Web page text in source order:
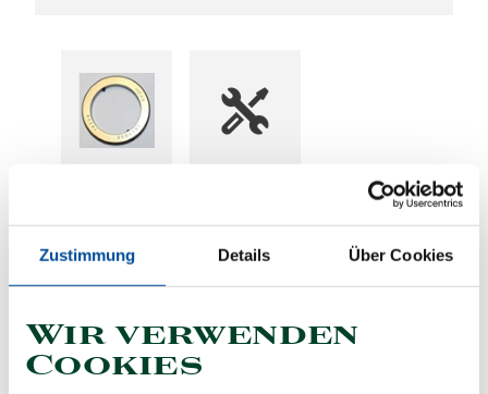
Zustimmung Details Über Cookies
Wir verwenden
Cookies
Produktlinie